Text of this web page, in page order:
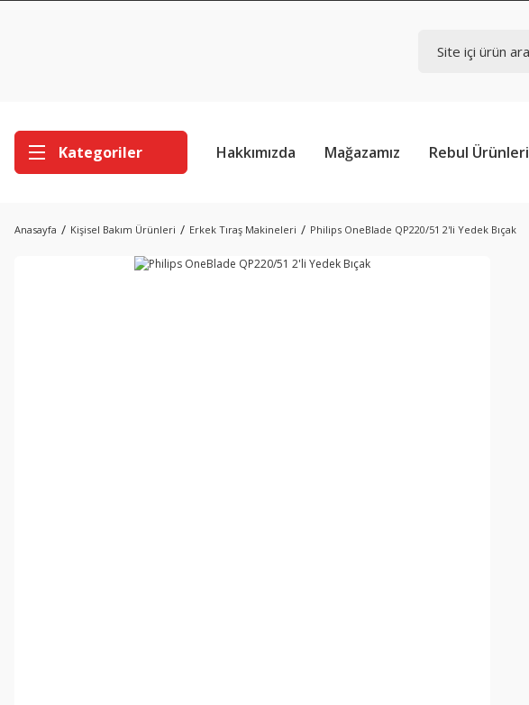
Kategoriler Hakkımızda Mağazamız Rebul Ürünleri
Anasayfa Kişisel Bakım Ürünleri Erkek Tıraş Makineleri Philips OneBlade QP220/51 2'li Yedek Bıçak